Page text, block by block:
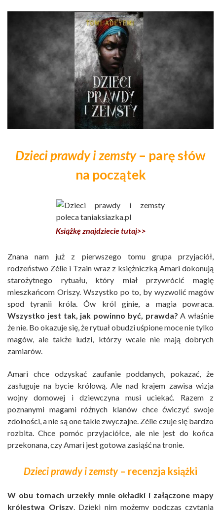
Dzieci prawdy i zemsty– parę słów
na początek
Książkę znajdziecie tutaj>>
Znana nam już z pierwszego tomu grupa przyjaciół,
rodzeństwo Zélie i Tzain wraz z księżniczką Amari dokonują
starożytnego rytuału, który miał przywrócić magię
mieszkańcom Oriszy. Wszystko po to, by wyzwolić magów
spod tyranii króla. Ów król ginie, a magia powraca.
Wszystko jest tak, jak powinno być, prawda? A właśnie
że nie. Bo okazuje się, że rytuał obudzi uśpione moce nie tylko
magów, ale także ludzi, którzy wcale nie mają dobrych
zamiarów.
Amari chce odzyskać zaufanie poddanych, pokazać, że
zasługuje na bycie królową. Ale nad krajem zawisa wizja
wojny domowej i dziewczyna musi uciekać. Razem z
poznanymi magami różnych klanów chce ćwiczyć swoje
zdolności, a nie są one takie zwyczajne. Zélie czuje się bardzo
rozbita. Chce pomóc przyjaciółce, ale nie jest do końca
przekonana, czy Amari jest gotowa zasiąść na tronie.
Dzieci prawdy i zemsty– recenzja książki
W obu tomach urzekły mnie okładki i załączone mapy
królestwa Oriszy. Dzięki nim możemy podczas czytania